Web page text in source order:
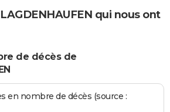
qui nous ont
de décès de
en nombre de décès (source :